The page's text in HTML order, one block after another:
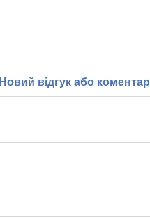
Новий відгук або коментар